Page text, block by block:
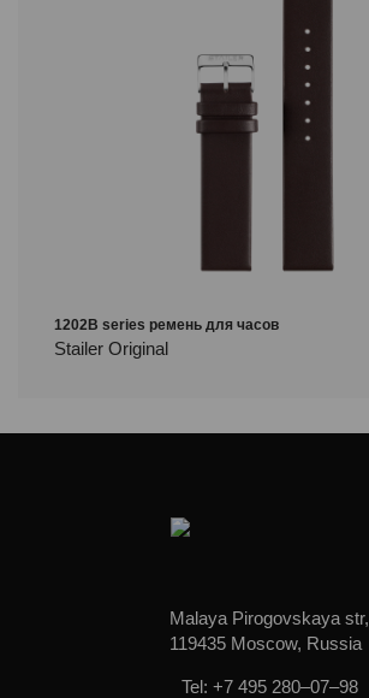
1202B series ремень для часов
Stailer Original
Malaya Pirogovskaya str,
119435 Moscow, Russia
Tel: +7 495 280–07–98